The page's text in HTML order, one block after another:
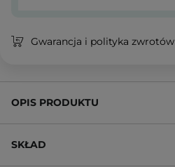
Gwarancja i polityka zwrotów
OPIS PRODUKTU
SKŁAD